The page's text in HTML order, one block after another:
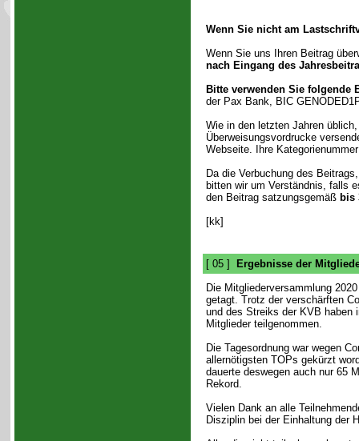
Wenn Sie nicht am
Wenn Sie uns Ihren Beitrag
nach Eingang des
Bitte verwenden Sie folgende
der Pax Bank, BIC
Wie in den letzten Jahren
Überweisungsvordrucke
Webseite. Ihre
Da die Verbuchung des
bitten wir um Verständnis, falls
den Beitrag satzungsgemäß bis
[kk]
[ 05 ]
Ergebnisse der
Die Mitgliederversammlung
getagt. Trotz der verschärften
und des Streiks der KVB haben
Mitglieder teilgenommen.
Die Tagesordnung war wegen
allernötigsten TOPs gekürzt
dauerte deswegen auch nur 65
Rekord.
Vielen Dank an alle
Disziplin bei der Einhaltung der